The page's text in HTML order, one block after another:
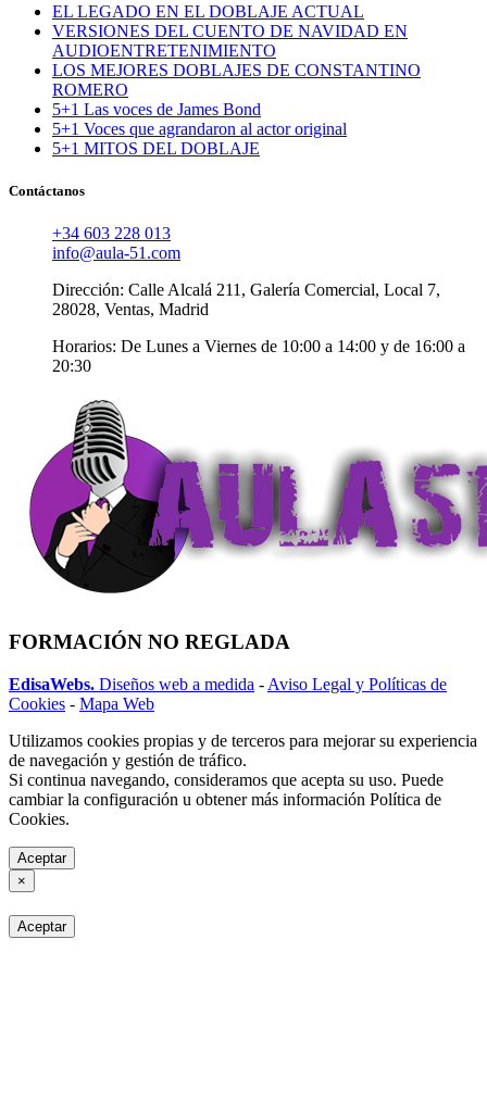
EL LEGADO EN EL DOBLAJE ACTUAL
VERSIONES DEL CUENTO DE NAVIDAD EN
AUDIOENTRETENIMIENTO
LOS MEJORES DOBLAJES DE CONSTANTINO
ROMERO
5+1 Las voces de James Bond
5+1 Voces que agrandaron al actor original
5+1 MITOS DEL DOBLAJE
Contáctanos
+34 603 228 013
info@aula-51.com
Dirección: Calle Alcalá 211, Galería Comercial, Local 7,
28028, Ventas, Madrid
Horarios: De Lunes a Viernes de 10:00 a 14:00 y de 16:00 a
20:30
FORMACIÓN NO REGLADA
EdisaWebs. Diseños web a medida - Aviso Legal y Políticas de
Cookies - Mapa Web
Utilizamos cookies propias y de terceros para mejorar su experiencia
de navegación y gestión de tráfico.
Si continua navegando, consideramos que acepta su uso. Puede
cambiar la configuración u obtener más información Política de
Cookies.
Aceptar
×
Aceptar